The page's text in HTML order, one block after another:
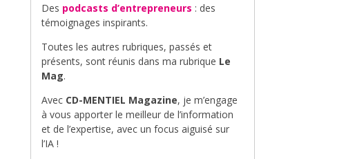
Des podcasts d’entrepreneurs : des
témoignages inspirants.
Toutes les autres rubriques, passés et
présents, sont réunis dans ma rubrique Le
Mag.
Avec CD-MENTIEL Magazine, je m’engage
à vous apporter le meilleur de l’information
et de l’expertise, avec un focus aiguisé sur
l’IA !